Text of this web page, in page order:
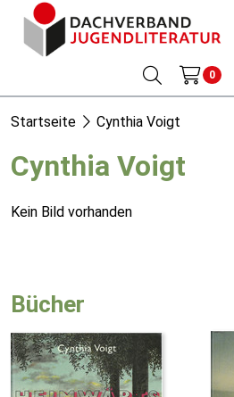
0
Startseite Cynthia Voigt
Cynthia Voigt
Kein Bild vorhanden
Bücher